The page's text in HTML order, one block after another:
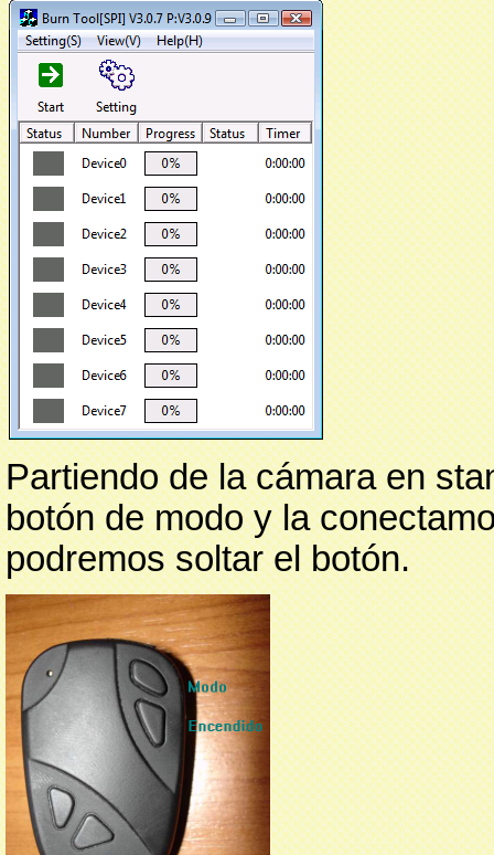
Partiendo de la cámara en
botón demodo y la
podremos soltar el botón.